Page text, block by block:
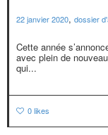
22 janvier 2020, dossier
Cette année
avec plein de
qui...
0likes